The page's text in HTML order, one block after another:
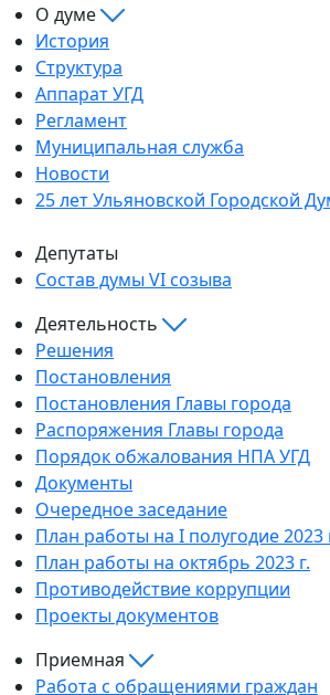
О думе
История
Структура
Аппарат УГД
Регламент
Муниципальная служба
Новости
25 лет Ульяновской Городской
Депутаты
Состав думы VI созыва
Деятельность
Решения
Постановления
Постановления Главы города
Распоряжения Главы города
Порядок обжалования НПА УГД
Документы
Очередное заседание
План работы на I полугодие 2023
План работы на октябрь 2023 г.
Противодействие коррупции
Проекты документов
Приемная
Работа с обращениями граждан